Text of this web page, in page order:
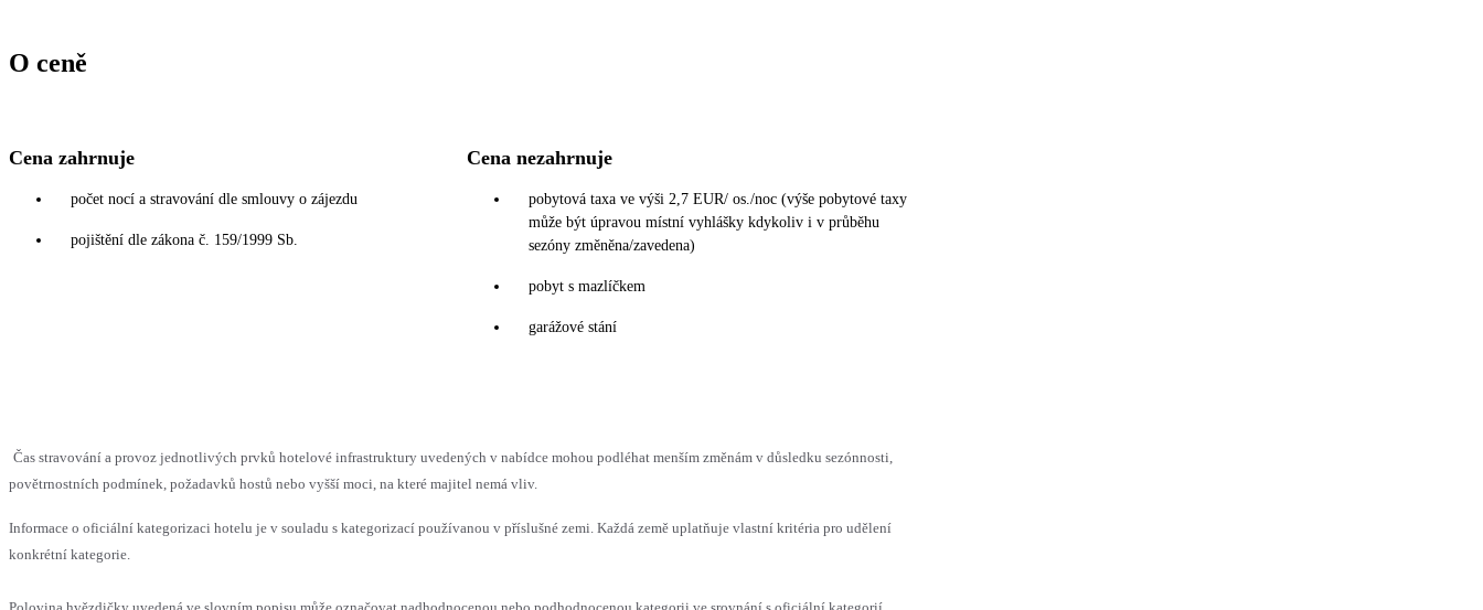
O ceně
Cena zahrnuje
počet nocí a stravování dle smlouvy o zájezdu
pojištění dle zákona č. 159/1999 Sb.
Cena nezahrnuje
pobytová taxa ve výši 2,7 EUR/ os./noc (výše pobytové taxy
může být úpravou místní vyhlášky kdykoliv i v průběhu
sezóny změněna/zavedena)
pobyt s mazlíčkem
garážové stání
Čas stravování a provoz jednotlivých prvků hotelové infrastruktury uvedených v nabídce mohou podléhat menším změnám v důsledku sezónnosti,
povětrnostních podmínek, požadavků hostů nebo vyšší moci, na které majitel nemá vliv.
Informace o oficiální kategorizaci hotelu je v souladu s kategorizací používanou v příslušné zemi. Každá země uplatňuje vlastní kritéria pro udělení
konkrétní kategorie.